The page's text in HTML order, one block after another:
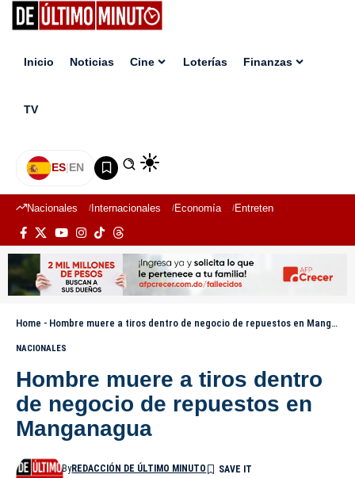
Inicio Noticias Cine Loterías Finanzas
TV
ES|EN
Nacionales Internacionales Economía Entretenimiento
Home - Hombre muere a tiros dentro de negocio de repuestos en Manganagua
NACIONALES
Hombre muere a tiros dentro
de negocio de repuestos en
Manganagua
ByREDACCIÓN DE ÚLTIMO MINUTO